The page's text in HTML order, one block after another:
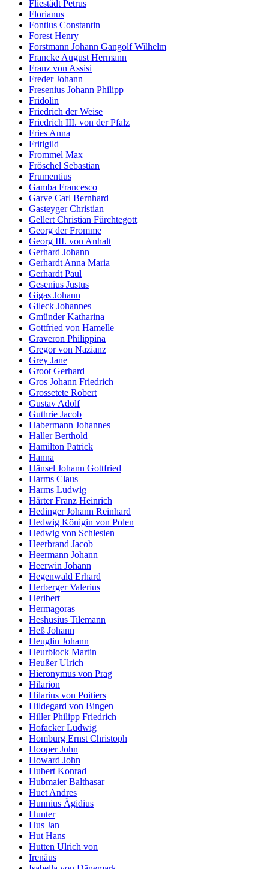
Fliestädt Petrus
Florianus
Fontius Constantin
Forest Henry
Forstmann Johann Gangolf Wilhelm
Francke August Hermann
Franz von Assisi
Freder Johann
Fresenius Johann Philipp
Fridolin
Friedrich der Weise
Friedrich III. von der Pfalz
Fries Anna
Fritigild
Frommel Max
Fröschel Sebastian
Frumentius
Gamba Francesco
Garve Carl Bernhard
Gasteyger Christian
Gellert Christian Fürchtegott
Georg der Fromme
Georg III. von Anhalt
Gerhard Johann
Gerhardt Anna Maria
Gerhardt Paul
Gesenius Justus
Gigas Johann
Gileck Johannes
Gmünder Katharina
Gottfried von Hamelle
Graveron Philippina
Gregor von Nazianz
Grey Jane
Groot Gerhard
Gros Johann Friedrich
Grossetete Robert
Gustav Adolf
Guthrie Jacob
Habermann Johannes
Haller Berthold
Hamilton Patrick
Hanna
Hänsel Johann Gottfried
Harms Claus
Harms Ludwig
Härter Franz Heinrich
Hedinger Johann Reinhard
Hedwig Königin von Polen
Hedwig von Schlesien
Heerbrand Jacob
Heermann Johann
Heerwin Johann
Hegenwald Erhard
Herberger Valerius
Heribert
Hermagoras
Heshusius Tilemann
Heß Johann
Heuglin Johann
Heurblock Martin
Heußer Ulrich
Hieronymus von Prag
Hilarion
Hilarius von Poitiers
Hildegard von Bingen
Hiller Philipp Friedrich
Hofacker Ludwig
Homburg Ernst Christoph
Hooper John
Howard John
Hubert Konrad
Hubmaier Balthasar
Huet Andres
Hunnius Ägidius
Hunter
Hus Jan
Hut Hans
Hutten Ulrich von
Irenäus